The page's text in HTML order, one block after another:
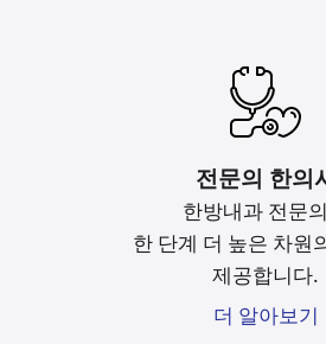
전문의 한의
한방내과 전문
한 단계 더 높은 차원
제공합니다.
더 알아보기